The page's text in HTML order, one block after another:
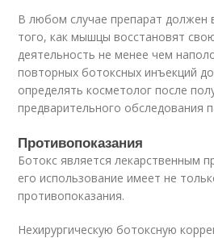
В любом случае препарат должен
того, как мышцы восстановят
деятельность не менее чем
повторных ботоксных инъекций
определять косметолог после
предварительного обследования
Противопоказания
Ботокс является лекарственным
его использование имеет не
противопоказания.
Нехирургическую ботоксную